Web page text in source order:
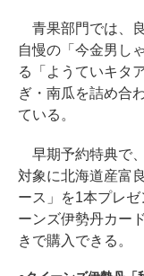
青果部門では、
自慢の「今金男し
る「ようていキタ
ぎ・南瓜を詰め合
ている。
早期予約特典で
対象に北海道産富
ース」を1本プレ
ーンズ伊勢丹カー
きで購入できる。